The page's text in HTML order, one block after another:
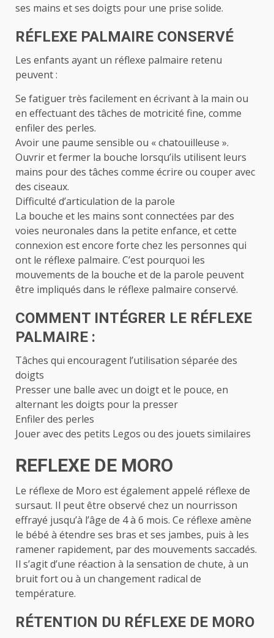
ses mains et ses doigts pour une prise solide.
RÉFLEXE PALMAIRE CONSERVÉ
Les enfants ayant un réflexe palmaire retenu
peuvent :
Se fatiguer très facilement en écrivant à la main ou
en effectuant des tâches de motricité fine, comme
enfiler des perles.
Avoir une paume sensible ou « chatouilleuse ».
Ouvrir et fermer la bouche lorsqu’ils utilisent leurs
mains pour des tâches comme écrire ou couper avec
des ciseaux.
Difficulté d’articulation de la parole
La bouche et les mains sont connectées par des
voies neuronales dans la petite enfance, et cette
connexion est encore forte chez les personnes qui
ont le réflexe palmaire. C’est pourquoi les
mouvements de la bouche et de la parole peuvent
être impliqués dans le réflexe palmaire conservé.
COMMENT INTÉGRER LE RÉFLEXE
PALMAIRE :
Tâches qui encouragent l’utilisation séparée des
doigts
Presser une balle avec un doigt et le pouce, en
alternant les doigts pour la presser
Enfiler des perles
Jouer avec des petits Legos ou des jouets similaires
REFLEXE DE MORO
Le réflexe de Moro est également appelé réflexe de
sursaut. Il peut être observé chez un nourrisson
effrayé jusqu’à l’âge de 4 à 6 mois. Ce réflexe amène
le bébé à étendre ses bras et ses jambes, puis à les
ramener rapidement, par des mouvements saccadés.
Il s’agit d’une réaction à la sensation de chute, à un
bruit fort ou à un changement radical de
température.
RÉTENTION DU RÉFLEXE DE MORO